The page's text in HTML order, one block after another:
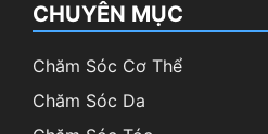
CHUYÊN MỤC
Chăm Sóc Cơ Thể
Chăm Sóc Da